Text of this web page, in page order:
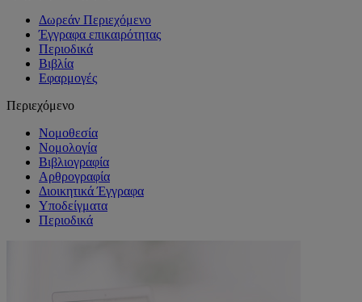
Δωρεάν Περιεχόμενο
Έγγραφα επικαιρότητας
Περιοδικά
Βιβλία
Εφαρμογές
Περιεχόμενο
Νομοθεσία
Νομολογία
Βιβλιογραφία
Αρθρογραφία
Διοικητικά Έγγραφα
Υποδείγματα
Περιοδικά